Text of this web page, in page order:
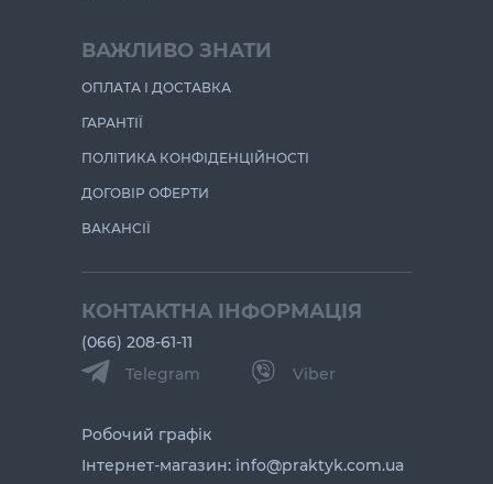
ВАЖЛИВО ЗНАТИ
ОПЛАТА І ДОСТАВКА
ГАРАНТІЇ
ПОЛІТИКА КОНФІДЕНЦІЙНОСТІ
ДОГОВІР ОФЕРТИ
ВАКАНСІЇ
КОНТАКТНА ІНФОРМАЦІЯ
(066) 208-61-11
Telegram
Viber
Робочий графік
Інтернет-магазин: info@praktyk.com.ua